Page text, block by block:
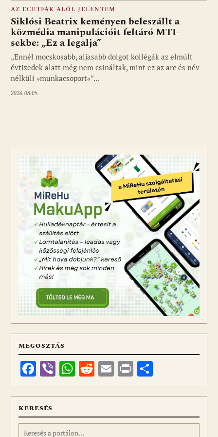
Fotó: media1.hu
AZ ECETFÁK ALÓL JELENTEM
Siklósi Beatrix keményen beleszállt a
közmédia manipulációit feltáró MTI-
sekbe: „Ez a legalja”
„Ennél mocskosabb, aljasabb dolgot kollégák az elmúlt
évtizedek alatt még nem csináltak, mint ez az arc és név
nélküli »munkacsoport«”…
2026.08.05.
MEGOSZTÁS
Facebook
ViberWhatsApp
Reddit
Email
Print
meg
KERESÉS
Keresés: